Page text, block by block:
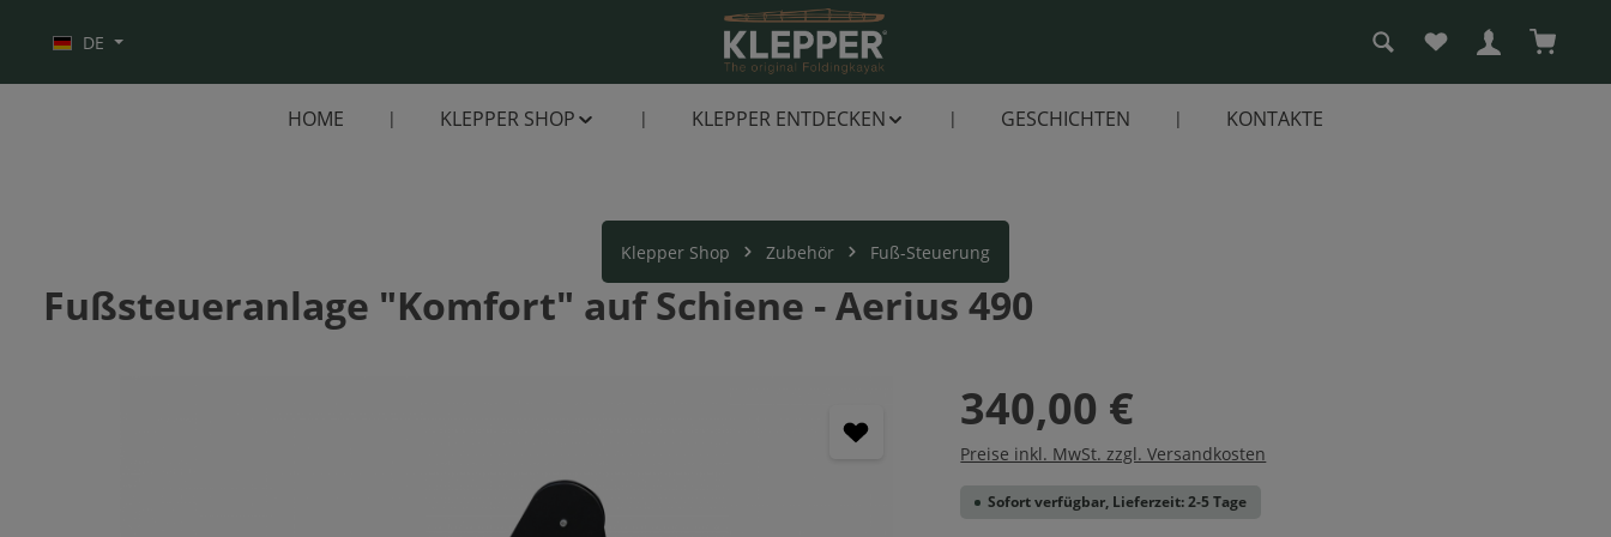
DE Du hast 0 Produkte
HOME KLEPPER SHOP KLEPPER ENTDECKEN GESCHICHTEN KONTAKTE
Klepper Shop Zubehör Fuß-Steuerung
Fußsteueranlage "Komfort" auf Schiene - Aerius 490
340,00 €
Preise inkl. MwSt. zzgl. Versandkosten
Sofort verfügbar, Lieferzeit: 2-5 Tage